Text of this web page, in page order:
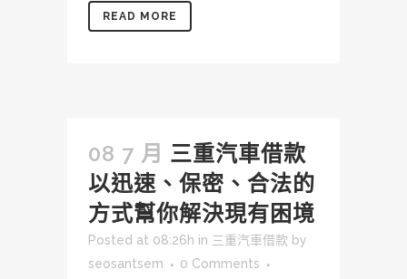
READ MORE
08 7 月 三重汽車借款
以迅速、保密、合法的
方式幫你解決現有困境
Posted at 08:26h in 三重汽車借款 by
seosantsem
0 Comments